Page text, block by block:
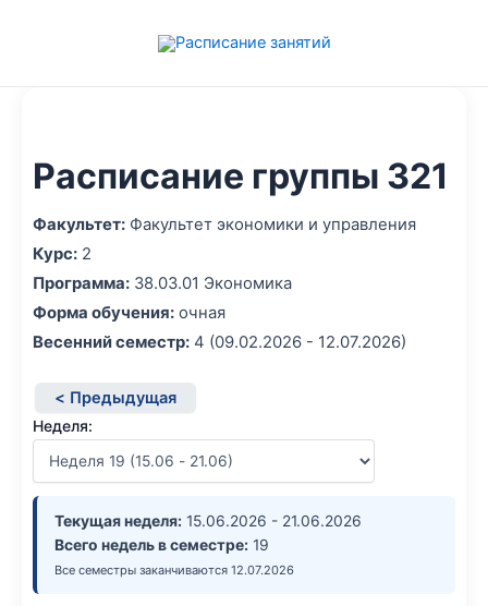
Расписание группы 321
Факультет: Факультет экономики и управления
Курс: 2
Программа: 38.03.01 Экономика
Форма обучения: очная
Весенний семестр: 4 (09.02.2026 - 12.07.2026)
< Предыдущая
Неделя:
Текущая неделя: 15.06.2026 - 21.06.2026
Всего недель в семестре: 19
Все семестры заканчиваются 12.07.2026